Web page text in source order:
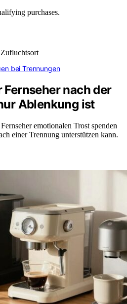
purchases.
bei Trennungen
nach der
Ablenkung ist
emotionalen Trost spenden
einer Trennung unterstützen kann.